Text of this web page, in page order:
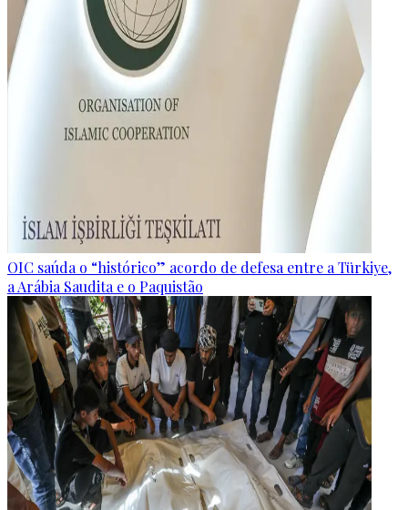
OIC saúda o “histórico” acordo de defesa entre a Türkiye,
a Arábia Saudita e o Paquistão